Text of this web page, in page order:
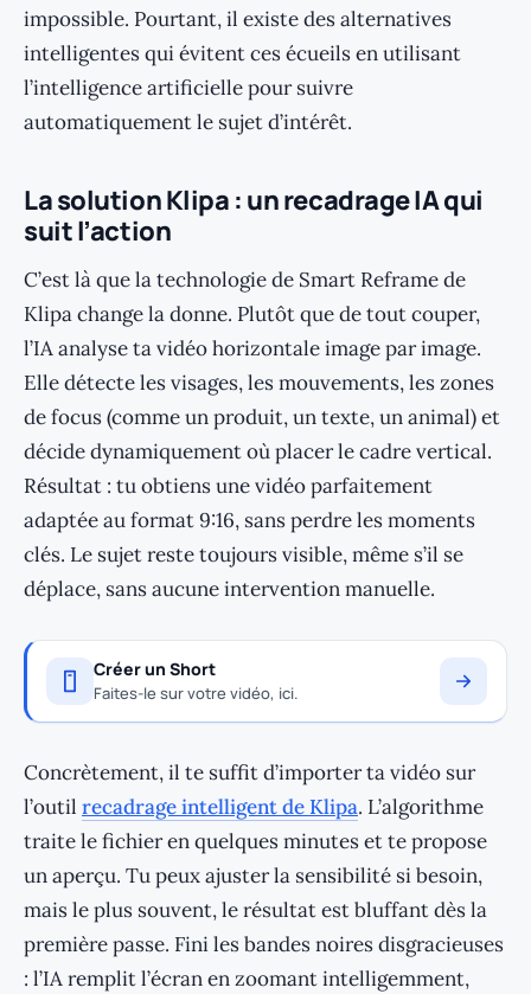
impossible. Pourtant, il existe des alternatives
intelligentes qui évitent ces écueils en utilisant
l’intelligence artificielle pour suivre
automatiquement le sujet d’intérêt.
La solution Klipa : un recadrage IA qui
suit l’action
C’est là que la technologie de Smart Reframe de
Klipa change la donne. Plutôt que de tout couper,
l’IA analyse ta vidéo horizontale image par image.
Elle détecte les visages, les mouvements, les zones
de focus (comme un produit, un texte, un animal) et
décide dynamiquement où placer le cadre vertical.
Résultat : tu obtiens une vidéo parfaitement
adaptée au format 9:16, sans perdre les moments
clés. Le sujet reste toujours visible, même s’il se
déplace, sans aucune intervention manuelle.
Créer un Short
Faites-le sur votre vidéo, ici.
Concrètement, il te suffit d’importer ta vidéo sur
l’outil recadrage intelligent de Klipa. L’algorithme
traite le fichier en quelques minutes et te propose
un aperçu. Tu peux ajuster la sensibilité si besoin,
mais le plus souvent, le résultat est bluffant dès la
première passe. Fini les bandes noires disgracieuses
: l’IA remplit l’écran en zoomant intelligemment,